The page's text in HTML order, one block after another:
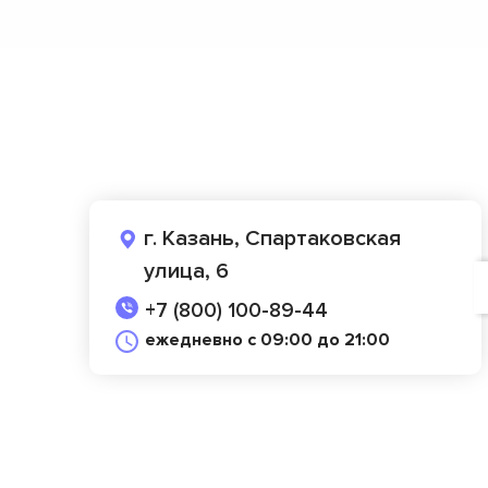
г. Казань, Спартаковская
улица, 6
+7 (800) 100-89-44
ежедневно с 09:00 до 21:00